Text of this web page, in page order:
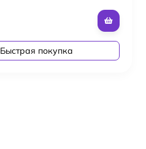
Быстрая покупка